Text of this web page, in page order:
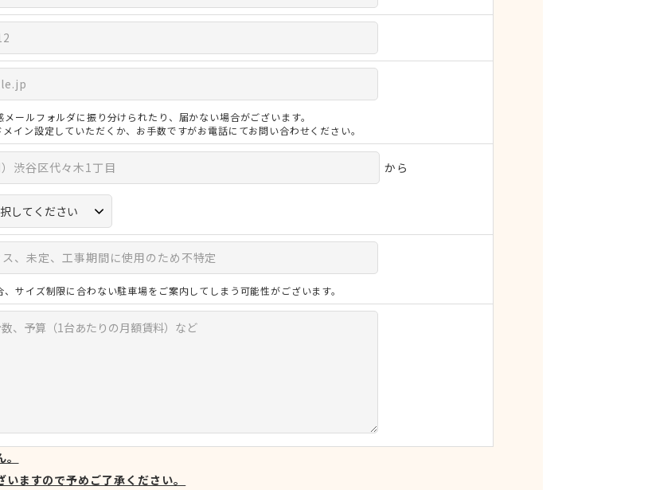
ールフォルダに振り分けられたり、届かない場合がございます。
ン設定していただくか、お手数ですがお電話にてお問い合わせください。
から
サイズ制限に合わない駐車場をご案内してしまう可能性がございます。
ますので予めご了承ください。